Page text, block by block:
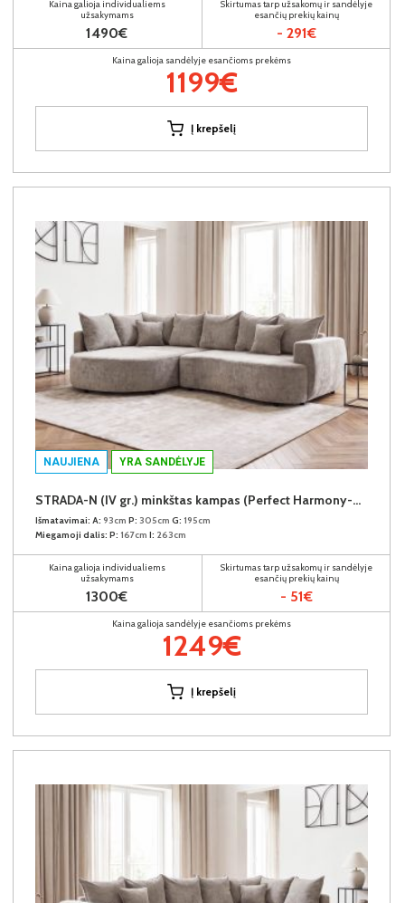
Kaina galioja individualiems
užsakymams
1490€
Skirtumas tarp užsakomų ir sandėlyje
esančių prekių kainų
- 291€
Kaina galioja sandėlyje esančioms prekėms
1199€
Į krepšelį
NAUJIENA YRA SANDĖLYJE
STRADA-N (IV gr.) minkštas kampas (Perfect Harmony-04) K
Išmatavimai: A: 93cm P: 305cm G: 195cm
Miegamoji dalis: P: 167cm I: 263cm
Kaina galioja individualiems
užsakymams
1300€
Skirtumas tarp užsakomų ir sandėlyje
esančių prekių kainų
- 51€
Kaina galioja sandėlyje esančioms prekėms
1249€
Į krepšelį